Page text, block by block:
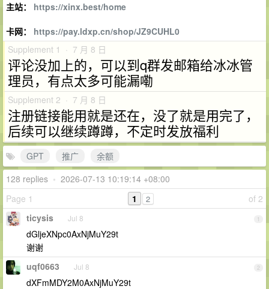
主站： https://xinx.best/home
卡网： https://pay.ldxp.cn/shop/JZ9CUHL0
Supplement 1 · 7 月 8 日
评论没加上的，可以到q群发邮箱给冰冰管
理员，有点太多可能漏嘞
Supplement 2 · 7 月 8 日
注册链接能用就是还在，没了就是用完了，
后续可以继续蹲蹲，不定时发放福利
GPT 推广
余额
128 replies • 2026-07-13 10:19:14 +08:00
Page 1
of 2
1 2
1
ticysis Jul 8
dGljeXNpc0AxNjMuY29t
谢谢
2
uqf0663 Jul 8
dXFmMDY2M0AxNjMuY29t